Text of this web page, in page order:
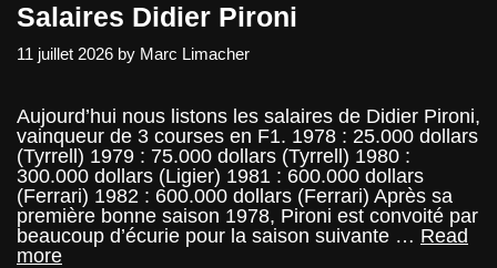
Salaires Didier Pironi
11 juillet 2026 by Marc Limacher
Aujourd’hui nous listons les salaires de Didier Pironi,
vainqueur de 3 courses en F1. 1978 : 25.000 dollars
(Tyrrell) 1979 : 75.000 dollars (Tyrrell) 1980 :
300.000 dollars (Ligier) 1981 : 600.000 dollars
(Ferrari) 1982 : 600.000 dollars (Ferrari) Après sa
première bonne saison 1978, Pironi est convoité par
beaucoup d’écurie pour la saison suivante … Read
moreSalaires